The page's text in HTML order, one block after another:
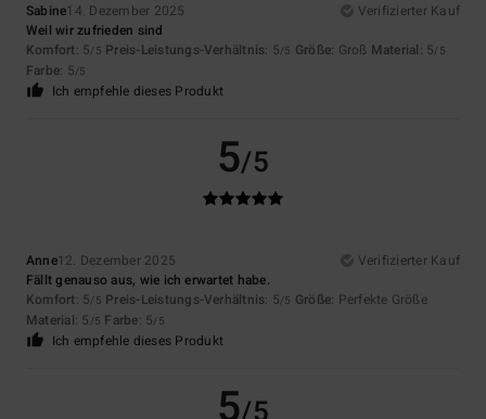
Sabine14. Dezember 2025
Verifizierter Kauf
Weil wir zufrieden sind
Komfort: 5/5 Preis-Leistungs-Verhältnis: 5/5 Größe: Groß Material: 5/5
Farbe: 5/5
Ich empfehle dieses Produkt
5/5
Anne12. Dezember 2025
Verifizierter Kauf
Fällt genauso aus, wie ich erwartet habe.
Komfort: 5/5 Preis-Leistungs-Verhältnis: 5/5 Größe: Perfekte Größe
Material: 5 /5 Farbe: 5/5
Ich empfehle dieses Produkt